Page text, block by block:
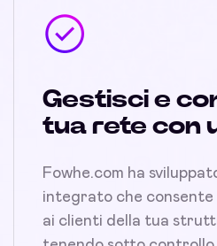
Gestisci e
tua rete con
Fowhe.com ha
integrato che
ai clienti della tua